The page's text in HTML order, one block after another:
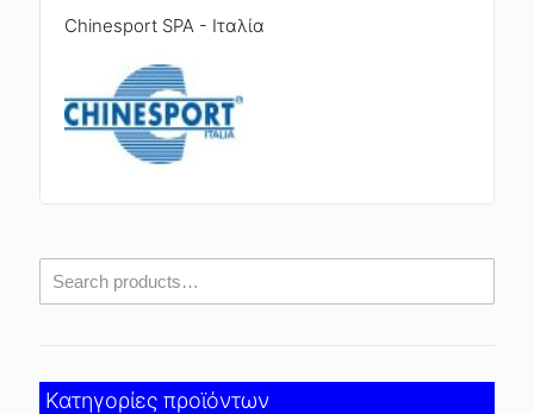
Chinesport SPA - Ιταλία
Κατηγορίες προϊόντων